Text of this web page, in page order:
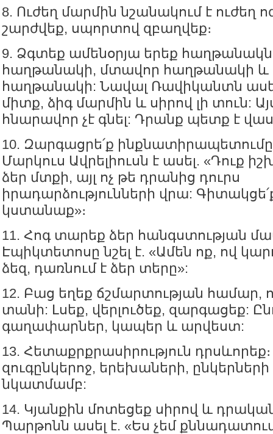
8. Ուժեղ մարմին նշանակում է ուժեղ
շարժվեք, սպորտով զբաղվեք։
9. Ձգտեք ամենօրյա երեք
հաղթանակի, մտավոր հաղթանակի և
հաղթանակի: Նավալ Ռավիկանտն
միտք, ձիգ մարմին և սիրով լի տուն:
հնարավոր չէ գնել: Դրանք պետք է
10. Զարգացրե՛ք
Մարկուս Ավրելիուսն է ասել. «Դուք
ձեր մտքի, այլ ոչ թե դրանից դուրս
իրադարձությունների վրա:
կստանաք»։
11. Հոգ տարեք ձեր հանգստության
Էպիկտետոսը նշել է. «Ամեն ոք, ով
ձեզ, դառնում է ձեր տերը»:
12. Բաց եղեք ճշմարտության համար,
տանի: Լսեք, վերլուծեք, զարգացեք:
գաղափարներ, կապեր և արվեստ:
13. Հետաքրքրասիրություն
զուգընկերոջ, երեխաների,
նկատմամբ:
14. Կյանքին մոտեցեք սիրով և
Պարթոնն ասել է. «Ես չեմ